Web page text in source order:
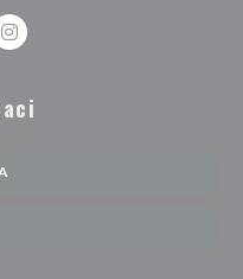
((apre una nuova finestra))
Instagram ((apre una nuova